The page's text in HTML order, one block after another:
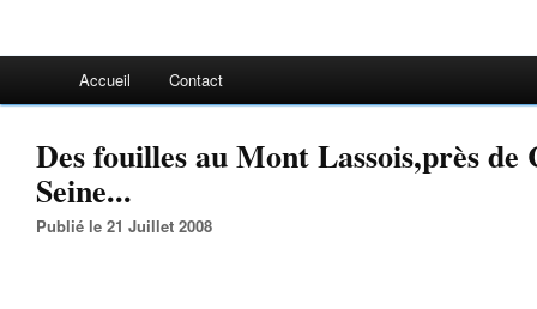
Accueil Contact
Des fouilles au Mont Lassois,près
Seine...
Publié le 21 Juillet 2008